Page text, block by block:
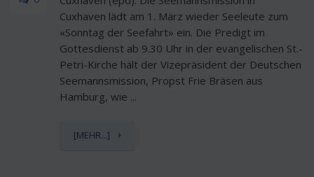
Cuxhaven lädt am 1. März wieder Seeleute zum
«Sonntag der Seefahrt» ein. Die Predigt im
Gottesdienst ab 9.30 Uhr in der evangelischen St.-
Petri-Kirche hält der Vizepräsident der Deutschen
Seemannsmission, Propst Frie Bräsen aus
Hamburg, wie ...
[MEHR...]